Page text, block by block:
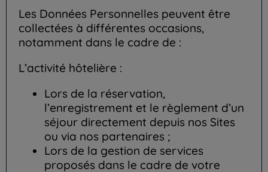
Les Données Personnelles peuvent être
collectées à différentes occasions,
notamment dans le cadre de :
L’activité hôtelière :
Lors de la réservation,
l’enregistrement et le règlement d’un
séjour directement depuis nos Sites
ou via nos partenaires ;
Lors de la gestion de services
proposés dans le cadre de votre